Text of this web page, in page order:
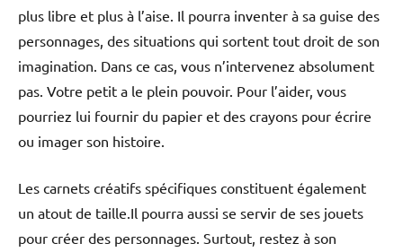
plus libre et plus à l’aise. Il pourra inventer à sa guise des
personnages, des situations qui sortent tout droit de son
imagination. Dans ce cas, vous n’intervenez absolument
pas. Votre petit a le plein pouvoir. Pour l’aider, vous
pourriez lui fournir du papier et des crayons pour écrire
ou imager son histoire.
Les carnets créatifs spécifiques constituent également
un atout de taille.Il pourra aussi se servir de ses jouets
pour créer des personnages. Surtout, restez à son